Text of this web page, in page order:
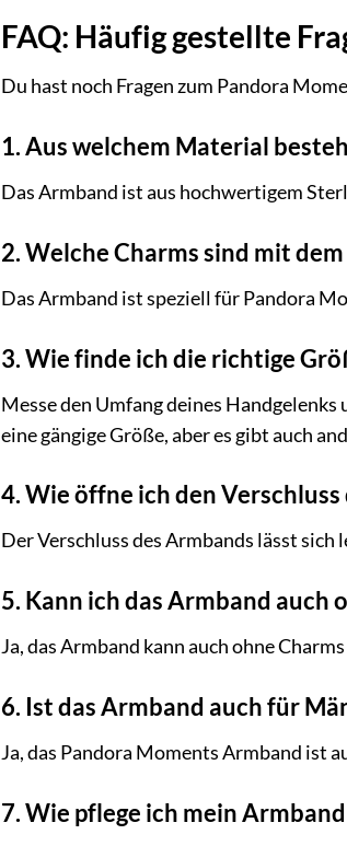
FAQ: Häufig gestellte
Du hast noch Fragen zum Pandora
1. Aus welchem Material
Das Armband ist aus hochwertigem
2. Welche Charms sind mit
Das Armband ist speziell für Pandora
3. Wie finde ich die richtige
Messe den Umfang deines
eine gängige Größe, aber es gibt auch
4. Wie öffne ich den Verschluss
Der Verschluss des Armbands lässt
5. Kann ich das Armband auch
Ja, das Armband kann auch ohne
6. Ist das Armband auch für
Ja, das Pandora Moments Armband ist
7. Wie pflege ich mein